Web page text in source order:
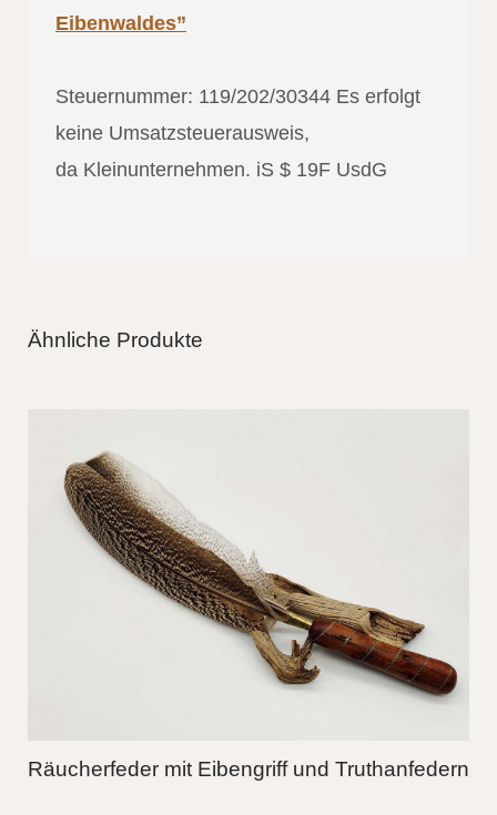
Eibenwaldes”
Steuernummer: 119/202/30344 Es erfolgt
keine Umsatzsteuerausweis,
da Kleinunternehmen. iS $ 19F UsdG
Ähnliche Produkte
Räucherfeder mit Eibengriff und Truthanfedern